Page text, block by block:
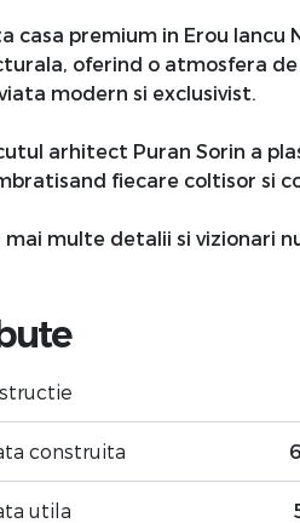
casa premium in Erou Iancu
oferind o atmosfera
modern si exclusivist.
arhitect Puran Sorin a
fiecare coltisor si
mai multe detalii si vizionari
construita
utila